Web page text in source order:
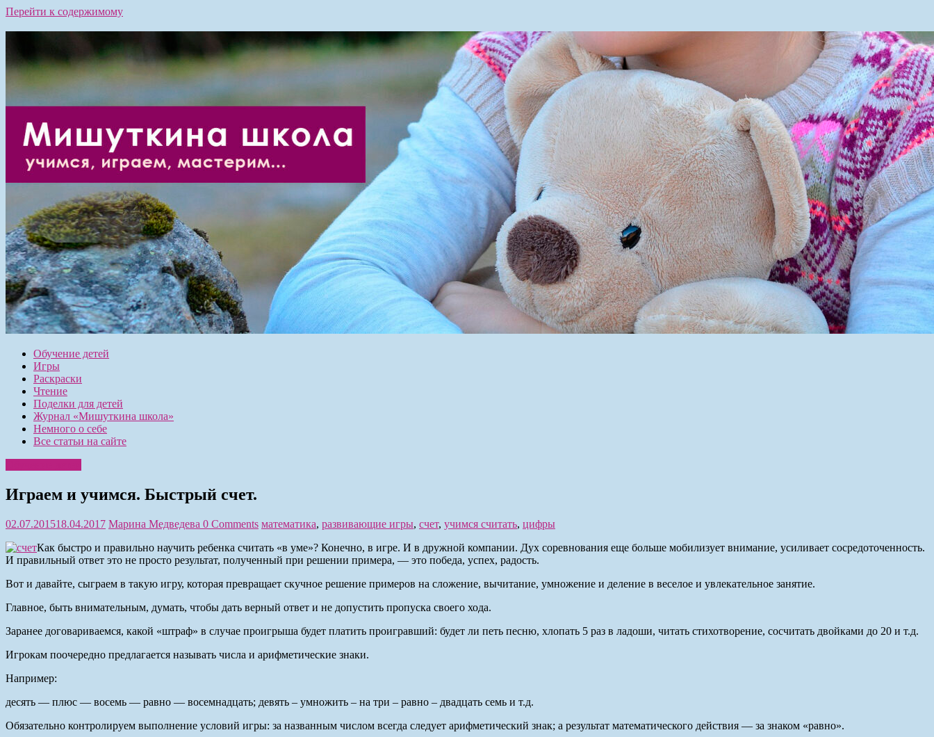
Перейти к содержимому
Обучение детей
Игры
Раскраски
Чтение
Поделки для детей
Журнал «Мишуткина школа»
Немного о себе
Все статьи на сайте
Играем и учимся. Быстрый счет.
02.07.201518.04.2017 Марина Медведева 0 Comments математика, развивающие игры, счет, учимся считать, цифры
Как быстро и правильно научить ребенка считать «в уме»? Конечно, в игре. И в дружной компании. Дух соревнования еще больше мобилизует внимание, усиливает сосредоточенность.
И правильный ответ это не просто результат, полученный при решении примера, — это победа, успех, радость.
Вот и давайте, сыграем в такую игру, которая превращает скучное решение примеров на сложение, вычитание, умножение и деление в веселое и увлекательное занятие.
Главное, быть внимательным, думать, чтобы дать верный ответ и не допустить пропуска своего хода.
Заранее договариваемся, какой «штраф» в случае проигрыша будет платить проигравший: будет ли петь песню, хлопать 5 раз в ладоши, читать стихотворение, сосчитать двойками до 20 и т.д.
Игрокам поочередно предлагается называть числа и арифметические знаки.
Например:
десять — плюс — восемь — равно — восемнадцать; девять – умножить – на три – равно – двадцать семь и т.д.
Обязательно контролируем выполнение условий игры: за названным числом всегда следует арифметический знак; а результат математического действия — за знаком «равно».